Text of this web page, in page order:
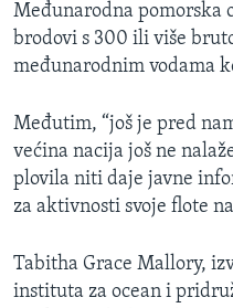
Međunarodna pomorska
brodovi s 300 ili više
međunarodnim vodama
Međutim, “još je pred
većina nacija još ne
plovila niti daje javne
za aktivnosti svoje flote
Tabitha Grace Mallory,
instituta za ocean i